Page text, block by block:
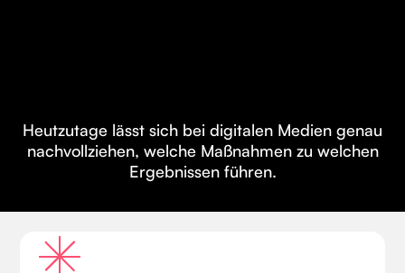
Heutzutage lässt sich bei digitalen Medien genau
nachvollziehen, welche Maßnahmen zu welchen
Ergebnissen führen.